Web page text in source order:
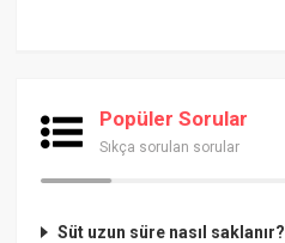
Popüler Sorular
Sıkça sorulan sorular
Süt uzun süre nasıl saklanır?